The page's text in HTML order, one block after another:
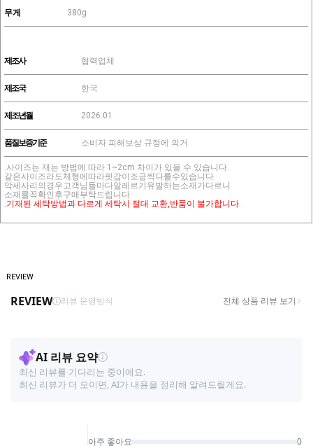
무게 380g
제조사 협력업체
제조국 한국
제조년월 2026.01
품질보증기준 소비자 피해보상 규정에 의거
.사이즈는 재는 방법에 따라 1~2cm 차이가 있을 수 있습니다.
같은사이즈라도체형에따라핏감이조금씩다를수있습니다
악세사리의경우고객님들마다알레르기유발하는소재가다르니
소재를꼭확인후구매부탁드립니다
.기재된 세탁방법과 다르게 세탁시 절대 교환,반품이 불가합니다.
REVIEW